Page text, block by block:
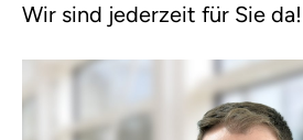
Wir sind jederzeit für Sie da!